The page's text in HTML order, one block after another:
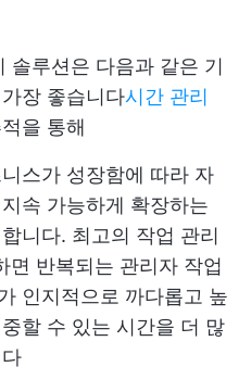
솔루션은 다음과 같은 기
장 좋습니다시간 관리
을 통해
스가 성장함에 따라 자
속 가능하게 확장하는
니다. 최고의 작업 관리
면 반복되는 관리자 작업
인지적으로 까다롭고 높
할 수 있는 시간을 더 많